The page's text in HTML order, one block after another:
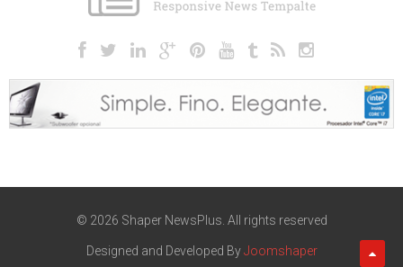
© 2026 Shaper NewsPlus. All rights reserved
Designed and Developed ByJoomshaper